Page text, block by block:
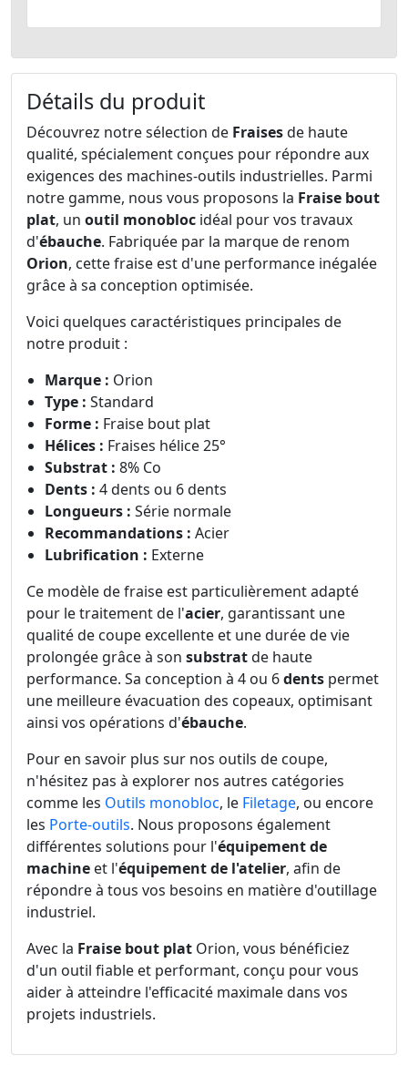
Détails du produit
Découvrez notre sélection de Fraisesde haute
qualité, spécialement conçues pour répondre aux
exigences des machines-outils industrielles. Parmi
notre gamme, nous vous proposons la Fraise bout
plat, un outil monobloc idéal pour vos travaux
d'ébauche. Fabriquée par la marque de renom
Orion, cette fraise est d'une performance inégalée
grâce à sa conception optimisée.
Voici quelques caractéristiques principales de
notre produit :
Marque : Orion
Type : Standard
Forme : Fraise bout plat
Hélices : Fraises hélice 25°
Substrat : 8% Co
Dents : 4 dents ou 6 dents
Longueurs : Série normale
Recommandations : Acier
Lubrification : Externe
Ce modèle de fraise est particulièrement adapté
pour le traitement de l'acier, garantissant une
qualité de coupe excellente et une durée de vie
prolongée grâce à son substratde haute
performance. Sa conception à 4 ou 6dents permet
une meilleure évacuation des copeaux, optimisant
ainsi vos opérations d'ébauche.
Pour en savoir plus sur nos outils de coupe,
n'hésitez pas à explorer nos autres catégories
comme les Outils monobloc, le Filetage, ou encore
les Porte-outils. Nous proposons également
différentes solutions pour l'équipement de
machine et l'équipement de l'atelier, afin de
répondre à tous vos besoins en matière d'outillage
industriel.
Avec la Fraise bout plat Orion, vous bénéficiez
d'un outil fiable et performant, conçu pour vous
aider à atteindre l'efficacité maximale dans vos
projets industriels.